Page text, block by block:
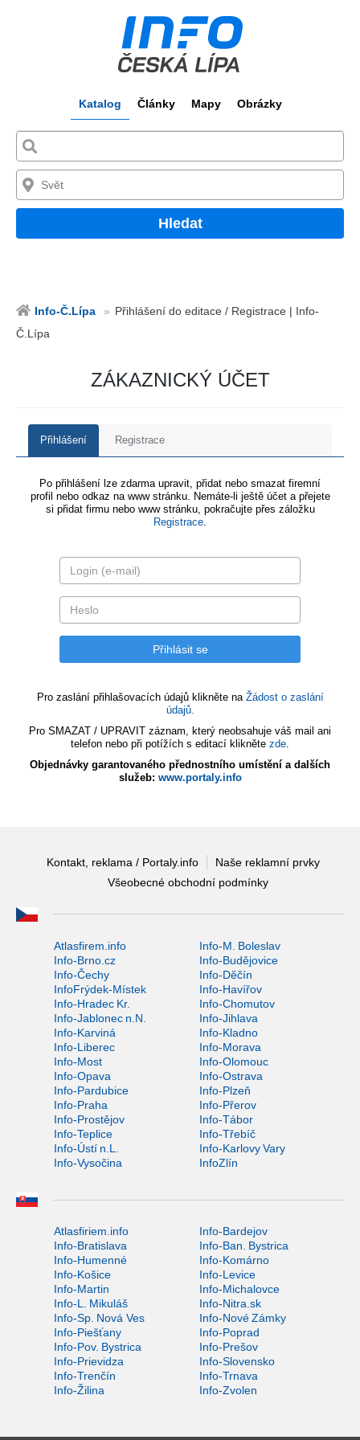
Katalog Články Mapy Obrázky
Hledat
Info-Č.Lípa
Přihlášení do editace / Registrace | Info-
Č.Lípa
ZÁKAZNICKÝ ÚČET
Přihlášení Registrace
Po přihlášení lze zdarma upravit, přidat nebo smazat firemní
profil nebo odkaz na www stránku. Nemáte-li ještě účet a přejete
si přidat firmu nebo www stránku, pokračujte přes záložku
Registrace.
Pro zaslání přihlašovacích údajů klikněte na Žádost o zaslání
údajů.
Pro SMAZAT / UPRAVIT záznam, který neobsahuje váš mail ani
telefon nebo při potížích s editací klikněte zde.
Objednávky garantovaného přednostního umístění a dalších
služeb: www.portaly.info
Kontakt, reklama / Portaly.info
Naše reklamní prvky
Všeobecné obchodní podmínky
Atlasfirem.info
Info-M. Boleslav
Info-Brno.cz
Info-Budějovice
Info-Čechy
Info-Děčín
InfoFrýdek-Místek
Info-Havířov
Info-Hradec Kr.
Info-Chomutov
Info-Jablonec n.N.
Info-Jihlava
Info-Karviná
Info-Kladno
Info-Liberec
Info-Morava
Info-Most
Info-Olomouc
Info-Opava
Info-Ostrava
Info-Pardubice
Info-Plzeň
Info-Praha
Info-Přerov
Info-Prostějov
Info-Tábor
Info-Teplice
Info-Třebíč
Info-Ústí n.L.
Info-Karlovy Vary
Info-Vysočina
InfoZlín
Atlasfiriem.info
Info-Bardejov
Info-Bratislava
Info-Ban. Bystrica
Info-Humenné
Info-Komárno
Info-Košice
Info-Levice
Info-Martin
Info-Michalovce
Info-L. Mikuláš
Info-Nitra.sk
Info-Sp. Nová Ves
Info-Nové Zámky
Info-Piešťany
Info-Poprad
Info-Pov. Bystrica
Info-Prešov
Info-Prievidza
Info-Slovensko
Info-Trenčín
Info-Trnava
Info-Žilina
Info-Zvolen